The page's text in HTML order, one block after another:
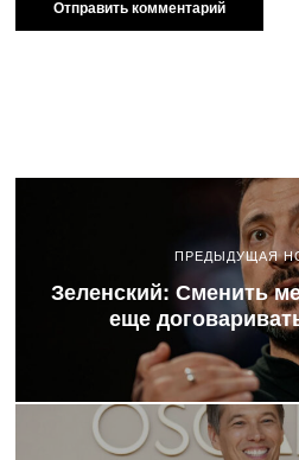
ПРЕДЫДУЩАЯ
Зеленский: Сменить
еще